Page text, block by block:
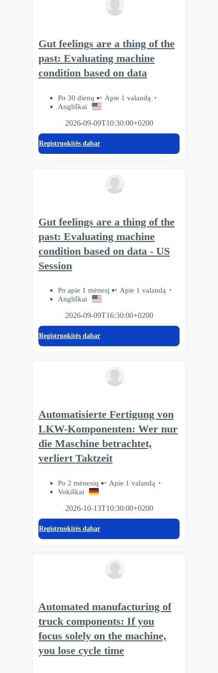
Gut feelings are a thing of the
past: Evaluating machine
condition based on data
Po 30 dienų
Apie 1 valandą
Angliškai
2026-09-09T10:30:00+0200
Registruokitės dabar
Gut feelings are a thing of the
past: Evaluating machine
condition based on data - US
Session
Po apie 1 mėnesį
Apie 1 valandą
Angliškai
2026-09-09T16:30:00+0200
Registruokitės dabar
Automatisierte Fertigung von
LKW-Komponenten: Wer nur
die Maschine betrachtet,
verliert Taktzeit
Po 2 mėnesių
Apie 1 valandą
Vokiškai
2026-10-13T10:30:00+0200
Registruokitės dabar
Automated manufacturing of
truck components: If you
focus solely on the machine,
you lose cycle time